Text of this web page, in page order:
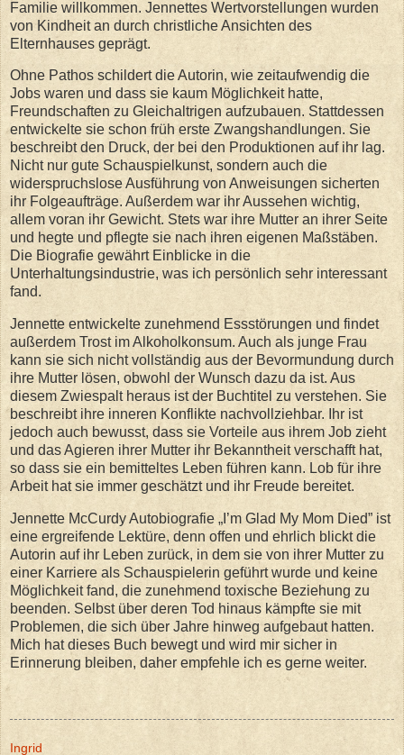
Familie willkommen. Jennettes Wertvorstellungen wurden
von Kindheit an durch christliche Ansichten des
Elternhauses geprägt.
Ohne Pathos schildert die Autorin, wie zeitaufwendig die
Jobs waren und dass sie kaum Möglichkeit hatte,
Freundschaften zu Gleichaltrigen aufzubauen. Stattdessen
entwickelte sie schon früh erste Zwangshandlungen. Sie
beschreibt den Druck, der bei den Produktionen auf ihr lag.
Nicht nur gute Schauspielkunst, sondern auch die
widerspruchslose Ausführung von Anweisungen sicherten
ihr Folgeaufträge. Außerdem war ihr Aussehen wichtig,
allem voran ihr Gewicht. Stets war ihre Mutter an ihrer Seite
und hegte und pflegte sie nach ihren eigenen Maßstäben.
Die Biografie gewährt Einblicke in die
Unterhaltungsindustrie, was ich persönlich sehr interessant
fand.
Jennette entwickelte zunehmend Essstörungen und findet
außerdem Trost im Alkoholkonsum. Auch als junge Frau
kann sie sich nicht vollständig aus der Bevormundung durch
ihre Mutter lösen, obwohl der Wunsch dazu da ist. Aus
diesem Zwiespalt heraus ist der Buchtitel zu verstehen. Sie
beschreibt ihre inneren Konflikte nachvollziehbar. Ihr ist
jedoch auch bewusst, dass sie Vorteile aus ihrem Job zieht
und das Agieren ihrer Mutter ihr Bekanntheit verschafft hat,
so dass sie ein bemitteltes Leben führen kann. Lob für ihre
Arbeit hat sie immer geschätzt und ihr Freude bereitet.
Jennette McCurdy Autobiografie „I’m Glad My Mom Died” ist
eine ergreifende Lektüre, denn offen und ehrlich blickt die
Autorin auf ihr Leben zurück, in dem sie von ihrer Mutter zu
einer Karriere als Schauspielerin geführt wurde und keine
Möglichkeit fand, die zunehmend toxische Beziehung zu
beenden. Selbst über deren Tod hinaus kämpfte sie mit
Problemen, die sich über Jahre hinweg aufgebaut hatten.
Mich hat dieses Buch bewegt und wird mir sicher in
Erinnerung bleiben, daher empfehle ich es gerne weiter.
Ingrid